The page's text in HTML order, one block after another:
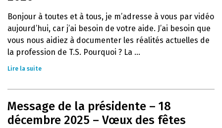
Bonjour à toutes et à tous, je m’adresse à vous par vidéo
aujourd’hui, car j’ai besoin de votre aide. J’ai besoin que
vous nous aidiez à documenter les réalités actuelles de
la profession de T.S. Pourquoi ? La ...
Lire la suite
Message de la présidente – 18
décembre 2025 – Vœux des fêtes